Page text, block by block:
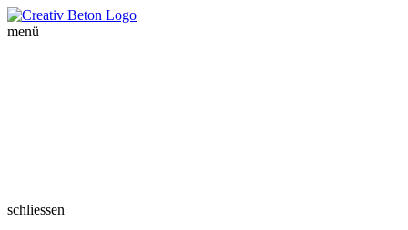
menü
schliessen